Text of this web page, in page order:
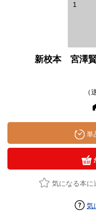
1
新校本 宮澤
（
単
気になる本に
気